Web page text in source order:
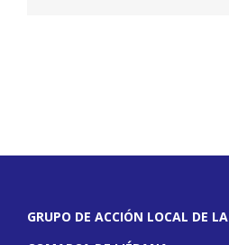
GRUPO DE ACCIÓN LOCAL DE LA